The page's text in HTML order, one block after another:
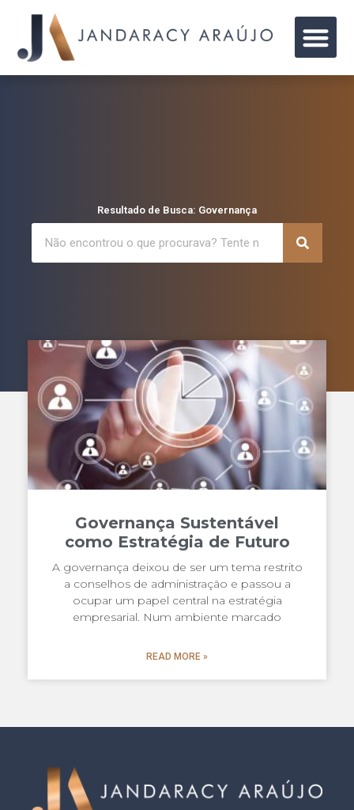
Resultado de Busca: Governança
Governança Sustentável
como Estratégia de Futuro
A governança deixou de ser um tema restrito
a conselhos de administração e passou a
ocupar um papel central na estratégia
empresarial. Num ambiente marcado
READ MORE »